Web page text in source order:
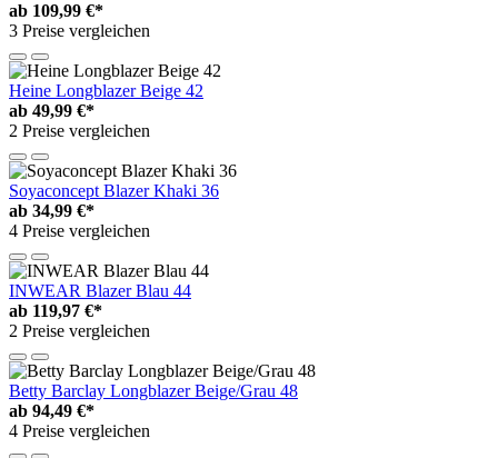
ab 109,99 €*
3 Preise vergleichen
Heine Longblazer Beige 42
ab 49,99 €*
2 Preise vergleichen
Soyaconcept Blazer Khaki 36
ab 34,99 €*
4 Preise vergleichen
INWEAR Blazer Blau 44
ab 119,97 €*
2 Preise vergleichen
Betty Barclay Longblazer Beige/Grau 48
ab 94,49 €*
4 Preise vergleichen